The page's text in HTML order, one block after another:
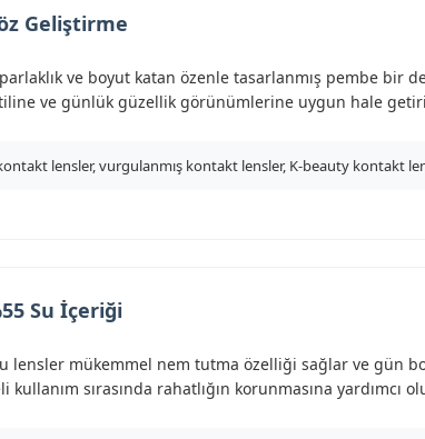
Geliştirme
ve boyut katan özenle tasarlanmış pembe bir
ve günlük güzellik görünümlerine uygun hale
lensler, vurgulanmış kontakt lensler, K-beauty kontakt
Su İçeriği
lensler mükemmel nem tutma özelliği sağlar ve gün
sırasında rahatlığın korunmasına yardımcı